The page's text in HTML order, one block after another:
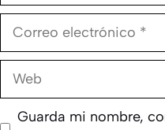
Correo
Web
Guarda mi nombre,